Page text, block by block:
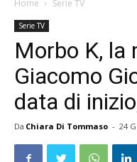
Home Serie TV
Serie TV
Morbo K, la
Giacomo
data di
Da Chiara Di Tommaso - 24